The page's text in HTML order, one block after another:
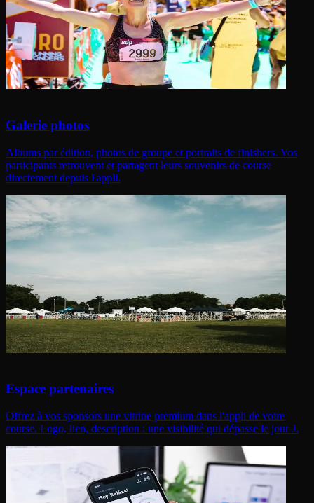
Galerie photos
Albums par édition, photos de groupe et portraits de finishers. Vos
participants retrouvent et partagent leurs souvenirs de course
directement depuis l'appli.
Espace partenaires
Offrez à vos sponsors une vitrine premium dans l'appli de votre
course. Logo, lien, description : une visibilité qui dépasse le jour J.